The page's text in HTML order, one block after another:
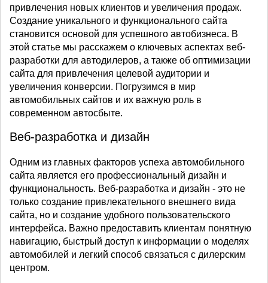
привлечения новых клиентов и увеличения продаж.
Создание уникального и функционального сайта
становится основой для успешного автобизнеса. В
этой статье мы расскажем о ключевых аспектах веб-
разработки для автодилеров, а также об оптимизации
сайта для привлечения целевой аудитории и
увеличения конверсии. Погрузимся в мир
автомобильных сайтов и их важную роль в
современном автосбыте.
Веб-разработка и дизайн
Одним из главных факторов успеха автомобильного
сайта является его профессиональный дизайн и
функциональность. Веб-разработка и дизайн - это не
только создание привлекательного внешнего вида
сайта, но и создание удобного пользовательского
интерфейса. Важно предоставить клиентам понятную
навигацию, быстрый доступ к информации о моделях
автомобилей и легкий способ связаться с дилерским
центром.